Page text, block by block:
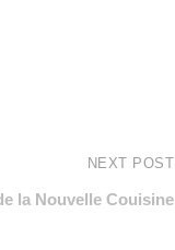
NEXT POST
la Nouvelle Couisine